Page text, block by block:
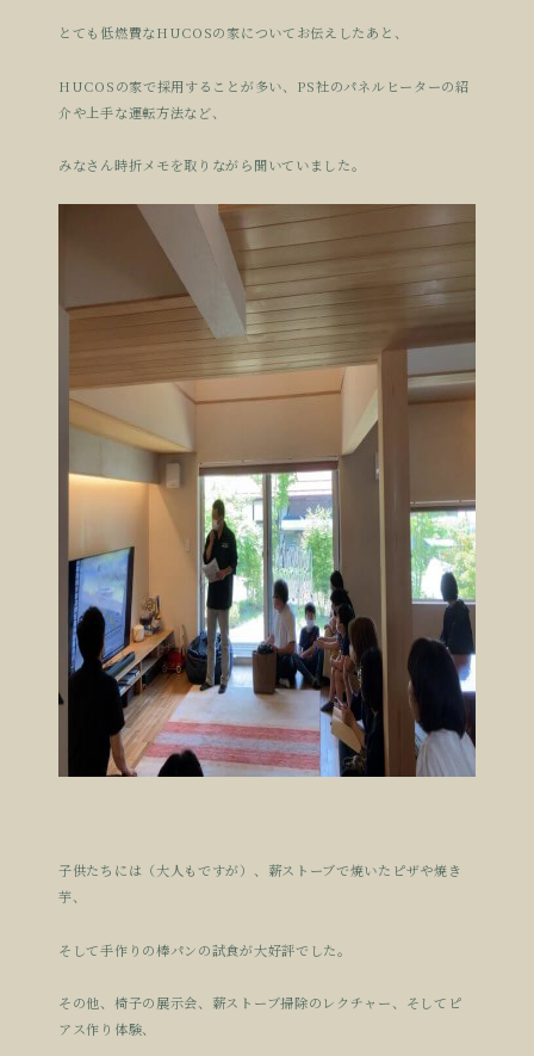
とても低燃費なHUCOSの家についてお伝えしたあと、
HUCOSの家で採用することが多い、PS社のパネルヒーターの紹
介や上手な運転方法など、
みなさん時折メモを取りながら聞いていました。
子供たちには（大人もですが）、薪ストーブで焼いたピザや焼き
芋、
そして手作りの棒パンの試食が大好評でした。
その他、椅子の展示会、薪ストーブ掃除のレクチャー、そしてピ
アス作り体験、